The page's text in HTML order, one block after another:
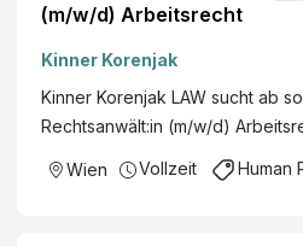
(m/w/d) Arbeitsrecht
Kinner Korenjak
Kinner Korenjak LAW sucht ab
Rechtsanwält:in (m/w/d)
Wien Vollzeit Human